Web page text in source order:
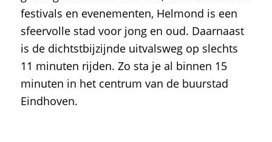
festivals en evenementen, Helmond is een
sfeervolle stad voor jong en oud. Daarnaast
is de dichtstbijzijnde uitvalsweg op slechts
11 minuten rijden. Zo sta je al binnen 15
minuten in het centrum van de buurstad
Eindhoven.